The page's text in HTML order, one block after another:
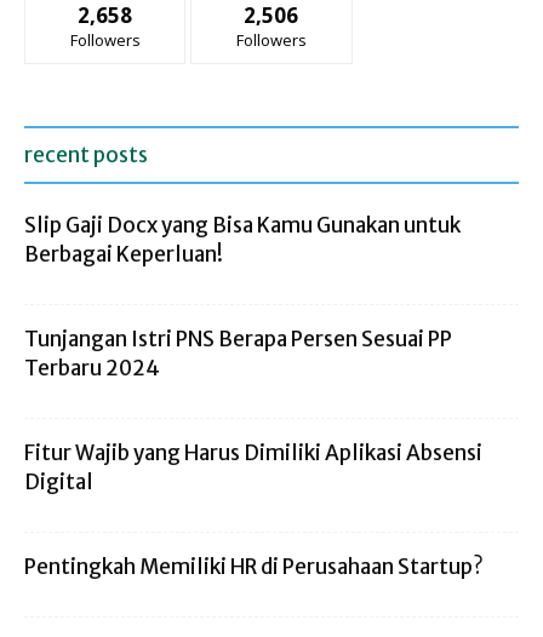
2,658
Followers
2,506
Followers
recent posts
Slip Gaji Docx yang Bisa Kamu Gunakan untuk
Berbagai Keperluan!
Tunjangan Istri PNS Berapa Persen Sesuai PP
Terbaru 2024
Fitur Wajib yang Harus Dimiliki Aplikasi Absensi
Digital
Pentingkah Memiliki HR di Perusahaan Startup?